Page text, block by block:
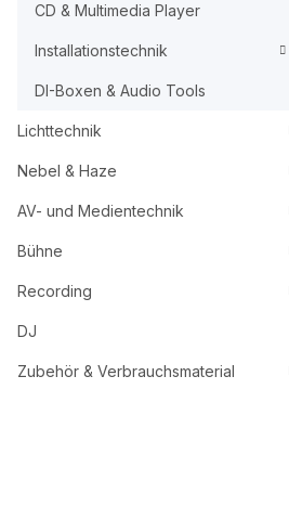
CD & Multimedia Player
Installationstechnik
DI-Boxen & Audio Tools
Lichttechnik
Nebel & Haze
AV- und Medientechnik
Bühne
Recording
DJ
Zubehör & Verbrauchsmaterial